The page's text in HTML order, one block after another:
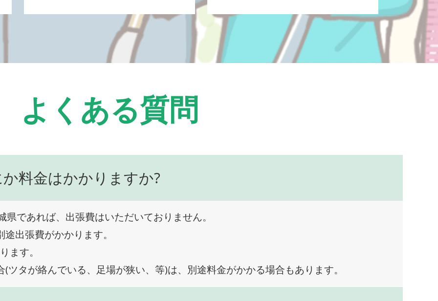
よくある質問
料金はかかりますか?
であれば、出張費はいただいておりません。
出張費がかかります。
ます。
ツタが絡んでいる、足場が狭い、等)は、別途料金がかかる場合もあります。